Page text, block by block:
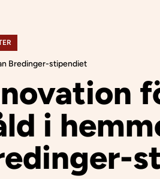
Bredinger-stipendiet
i